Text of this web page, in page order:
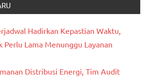
Hadirkan Kepastian Waktu,
Perlu Lama Menunggu Layanan
Distribusi Energi, Tim Audit